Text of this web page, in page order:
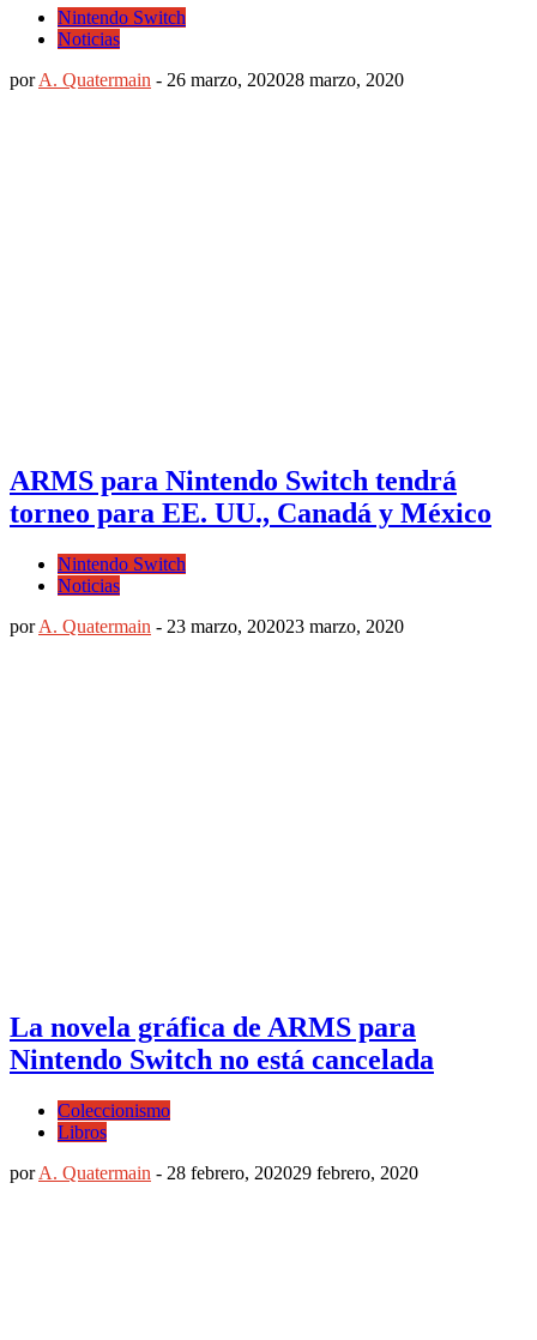
Nintendo Switch
Noticias
porA. Quatermain - 26 marzo, 202028 marzo, 2020
ARMS para Nintendo Switch tendrá
torneo para EE. UU., Canadá y México
Nintendo Switch
Noticias
porA. Quatermain - 23 marzo, 202023 marzo, 2020
La novela gráfica de ARMS para
Nintendo Switch no está cancelada
Coleccionismo
Libros
porA. Quatermain - 28 febrero, 202029 febrero, 2020